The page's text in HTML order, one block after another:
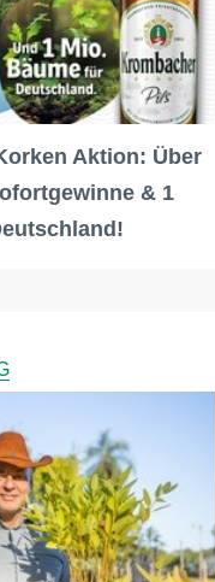
Aktion: Über
& 1